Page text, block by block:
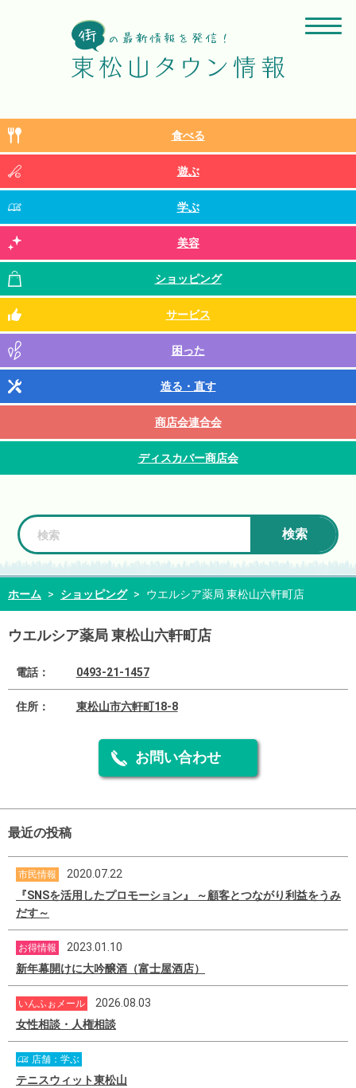
食べる
遊ぶ
学ぶ
美容
ショッピング
サービス
困った
造る・直す
商店会連合会
ディスカバー商店会
検索
ホーム > ショッピング > ウエルシア薬局 東松山六軒町店
ウエルシア薬局 東松山六軒町店
電話： 0493-21-1457
住所： 東松山市六軒町18-8
お問い合わせ
最近の投稿
市民情報
2020.07.22
『SNSを活用したプロモーション』 ～顧客とつながり利益をうみ
だす～
お得情報
2023.01.10
新年幕開けに大吟醸酒（富士屋酒店）
いんふぉメール
2026.08.03
女性相談・人権相談
店舗：学ぶ
テニスウィット東松山